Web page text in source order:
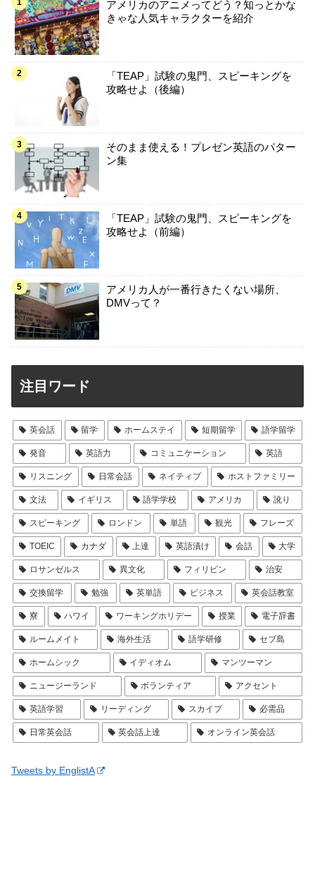
アメリカのアニメってどう？知っとかな
きゃな人気キャラクターを紹介
「TEAP」試験の鬼門、スピーキングを
攻略せよ（後編）
そのまま使える！プレゼン英語のパター
ン集
「TEAP」試験の鬼門、スピーキングを
攻略せよ（前編）
アメリカ人が一番行きたくない場所、
DMVって？
注目ワード
英会話 留学 ホームステイ 短期留学 語学留学
発音 英語力 コミュニケーション 英語
リスニング 日常会話 ネイティブ ホストファミリー
文法 イギリス 語学学校 アメリカ 訛り
スピーキング ロンドン 単語 観光 フレーズ
TOEIC カナダ 上達 英語漬け 会話 大学
ロサンゼルス 異文化 フィリピン 治安
交換留学 勉強 英単語 ビジネス 英会話教室
寮 ハワイ ワーキングホリデー 授業 電子辞書
ルームメイト 海外生活 語学研修 セブ島
ホームシック イディオム マンツーマン
ニュージーランド ボランティア アクセント
英語学習 リーディング スカイプ 必需品
日常英会話 英会話上達 オンライン英会話
Tweets by EnglistA